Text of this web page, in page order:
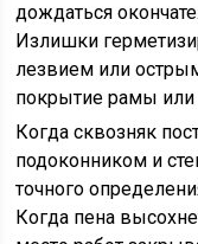
дождаться
Излишки
лезвием или
покрытие рамы или
Когда сквозняк
подоконником и
точного
Когда пена